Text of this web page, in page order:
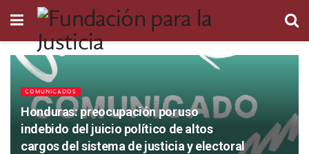
COMUNICADOS
Honduras: preocupación por uso
indebido del juicio político de altos
cargos del sistema de justicia y electoral